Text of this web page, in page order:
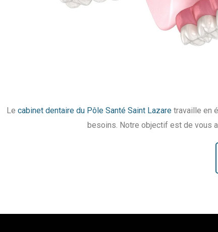
Le cabinet dentaire du Pôle Santé Saint Lazaretravaille en
besoins. Notre objectif est de vous